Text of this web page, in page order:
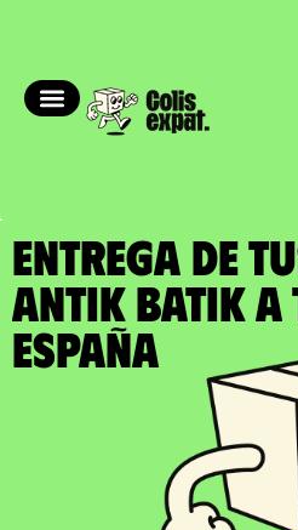
ENTREGA DE
ANTIK BATIK
España